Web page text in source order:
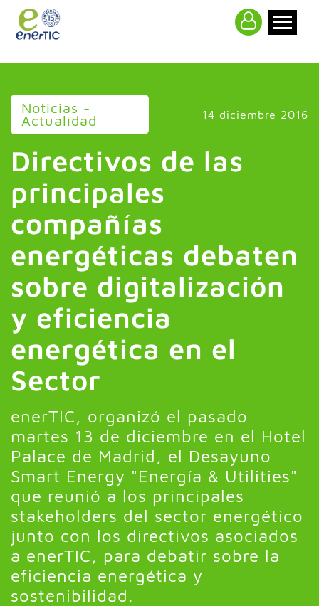
Noticias -
Actualidad 14 diciembre 2016
Directivos de las
principales
compañías
energéticas debaten
sobre digitalización
y eficiencia
energética en el
Sector
enerTIC, organizó el pasado
martes 13 de diciembre en el Hotel
Palace de Madrid, el Desayuno
Smart Energy "Energía & Utilities"
que reunió a los principales
stakeholders del sector energético
junto con los directivos asociados
a enerTIC, para debatir sobre la
eficiencia energética y
sostenibilidad.